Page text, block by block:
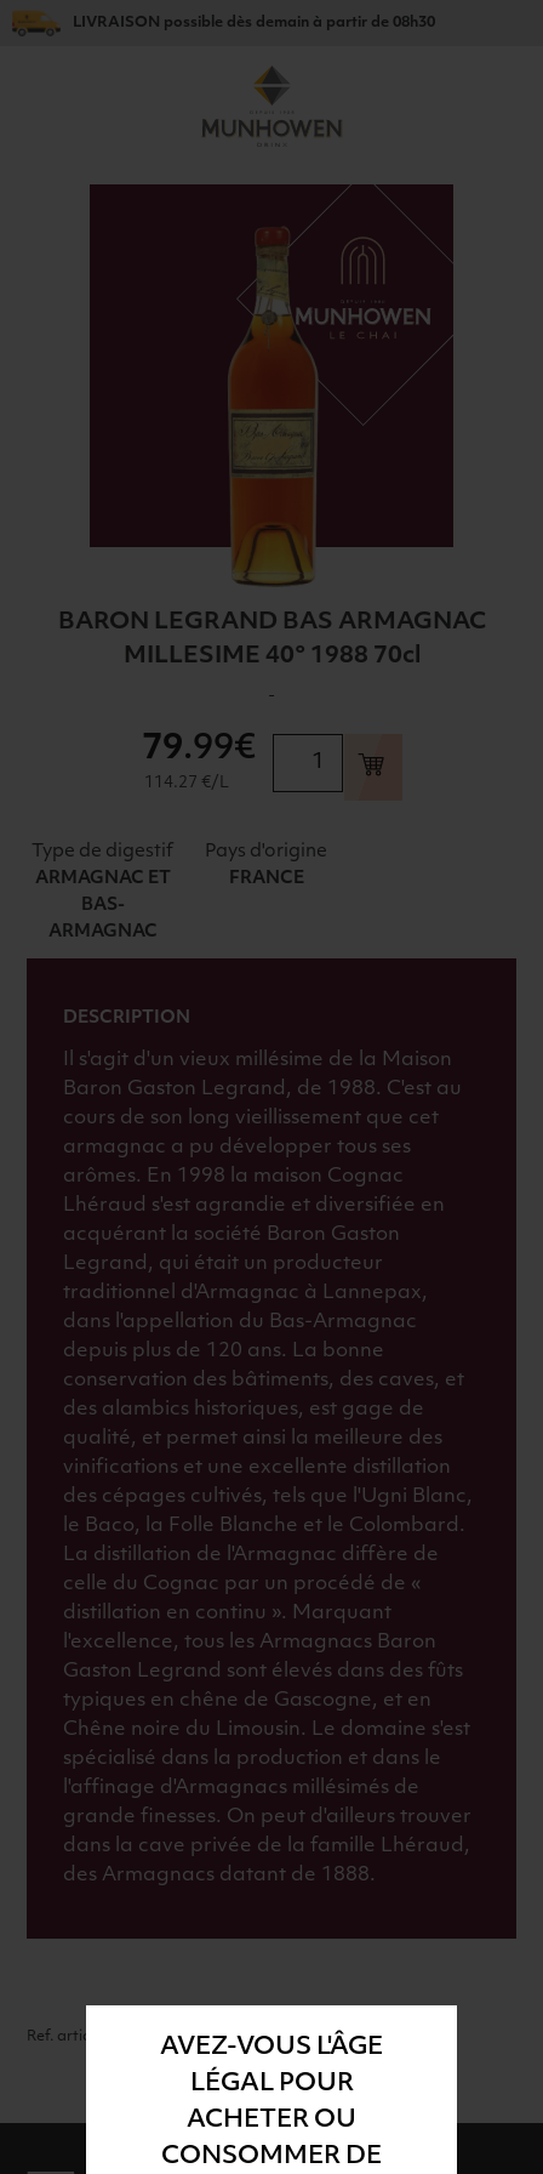
AVEZ-VOUS L'ÂGE
LÉGAL POUR
ACHETER OU
CONSOMMER DE
LIVRAISON possible dès demain à partir de 08h30
BARON LEGRAND BAS ARMAGNAC
MILLESIME 40° 1988 70cl
-
BAS
79.99€
114.27 €/L
Type de digestif
ARMAGNAC ET
BAS-
ARMAGNAC
Pays d'origine
FRANCE
DESCRIPTION
Il s'agit d'un vieux millésime de la Maison
Baron Gaston Legrand, de 1988. C'est au
cours de son long vieillissement que cet
armagnac a pu développer tous ses
arômes. En 1998 la maison Cognac
Lhéraud s'est agrandie et diversifiée en
acquérant la société Baron Gaston
Legrand, qui était un producteur
traditionnel d'Armagnac à Lannepax,
dans l'appellation du Bas-Armagnac
depuis plus de 120 ans. La bonne
conservation des bâtiments, des caves, et
des alambics historiques, est gage de
qualité, et permet ainsi la meilleure des
vinifications et une excellente distillation
des cépages cultivés, tels que l'Ugni Blanc,
le Baco, la Folle Blanche et le Colombard.
La distillation de l'Armagnac diffère de
celle du Cognac par un procédé de «
distillation en continu ». Marquant
l'excellence, tous les Armagnacs Baron
Gaston Legrand sont élevés dans des fûts
typiques en chêne de Gascogne, et en
Chêne noire du Limousin. Le domaine s'est
spécialisé dans la production et dans le
l'affinage d'Armagnacs millésimés de
grande finesses. On peut d'ailleurs trouver
dans la cave privée de la famille Lhéraud,
des Armagnacs datant de 1888.
Ref. article : 26463